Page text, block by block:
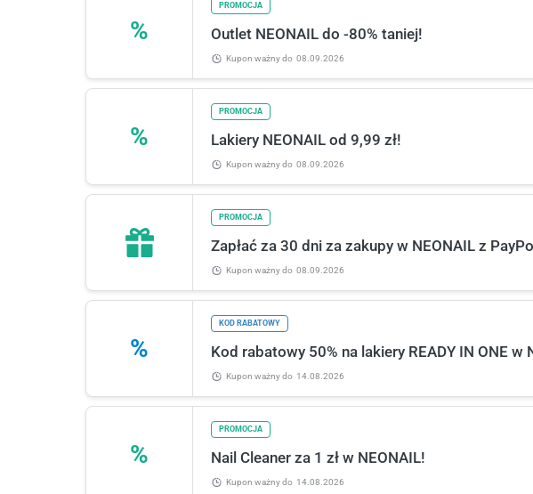
%
PROMOCJA
Outlet NEONAIL do -80% taniej!
Kupon ważnydo 08.09.2026
%
PROMOCJA
Lakiery NEONAIL od 9,99 zł!
Kupon ważnydo 08.09.2026
PROMOCJA
Zapłać za 30 dni za zakupy w NEONAIL z
Kupon ważnydo 08.09.2026
%
KOD RABATOWY
Kod rabatowy 50% na lakiery READY IN ONE w
Kupon ważnydo 14.08.2026
%
PROMOCJA
Nail Cleaner za 1 zł w NEONAIL!
Kupon ważnydo 14.08.2026